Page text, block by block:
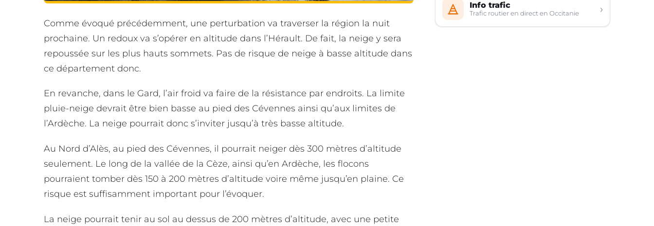
Comme évoqué précédemment, une perturbation va traverser la région la nuit
prochaine. Un redoux va s’opérer en altitude dans l’Hérault. De fait, la neige y sera
repoussée sur les plus hauts sommets. Pas de risque de neige à basse altitude dans
ce département donc.
En revanche, dans le Gard, l’air froid va faire de la résistance par endroits. La limite
pluie-neige devrait être bien basse au pied des Cévennes ainsi qu’aux limites de
l’Ardèche. La neige pourrait donc s’inviter jusqu’à très basse altitude.
Au Nord d’Alès, au pied des Cévennes, il pourrait neiger dès 300 mètres d’altitude
seulement. Le long de la vallée de la Cèze, ainsi qu’en Ardèche, les flocons
pourraient tomber dès 150 à 200 mètres d’altitude voire même jusqu’en plaine. Ce
risque est suffisamment important pour l’évoquer.
La neige pourrait tenir au sol au dessus de 200 mètres d’altitude, avec une petite
Info trafic
Trafic routier en direct en Occitanie ›